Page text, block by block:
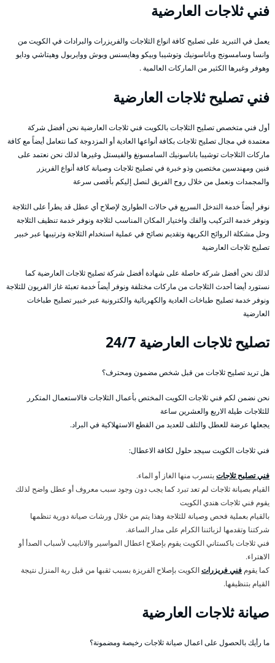
فني ثلاجات العارضية
يعمل في التبريد على تصليح كافة انواع الثلاجات والفريزرات والبرادات في الكويت من
وانسا وسامسونج وباناسونيك وتوشيبا وبيكو وهايسنس وبوش ووايربول وهيتاشي ودايو
وهوفر وغيرها الكثير من الماركات العالمية .
فني تصليح ثلاجات العارضية
أول فني متخصص تصليح الثلاجات بالكويت فني ثلاجات العارضية نحن أفضل شركة
معتمدة في مجال تصليح ثلاجات بكافة أنواعها العادية أو المزدوجة كما نتعامل أيضاً مع كافة
ماركات الثلاجات توشيبا باناسونيك السامسونغ والفيستل وغيرها لذلك نحن نعتمد على
فنين ومهندسين مختصين وذو خبرة في تصليح ثلاجات وصيانة كافة أنواع الفريزر
والمجمدات ونعمل من خلال روح الفريق لنصل إليكم بأقصى سرعة
نوفر أيضاً خدمة التدخل السريع في حالات الطوارئ لإصلاح أي عطل قد يطرأ على الثلاجة
ونوفر خدمة التركيب والفك واختيار المكان المناسب لثلاجة ونوفر خدمة تنظيف الثلاجة
وحل مشكلة الروائح الكريهة وتقديم نصائح في عملية استخدام الثلاجة وترتيبها عبر خبير
تصليح ثلاجات العارضية
لذلك نحن أفضل شركة حاصلة على شهادة أفضل شركة تصليح ثلاجات العارضية كما
نستورد أيضا أحدث الثلاجات من ماركات مختلفة ونوفر أيضاً خدمة تعبئة غاز الفريون للثلاجة
ونوفر خدمة تصليح طباخات العادية والكهربائية والكترونية عبر خبير تصليح طباخات
العارضية
تصليح ثلاجات العارضية 24/7
هل تريد تصليح ثلاجات من قبل شخص مضمون ومحترف؟
نحن نضمن لكم فني ثلاجات الكويت المختص بأعمال الثلاجات فالاستعمال المتكرر
للثلاجات طيلة الاربع والعشرين ساعة
يجعلها عرضة للعطل والتلف للعديد من القطع الاستهلاكية في البراد.
فني ثلاجات الكويت سيجد حلول لكافة الاعطال:
فني تصليح ثلاجاتيتسرب منها الغاز أو الماء.
القيام بصيانة ثلاجات لم تعد تبرد كما يجب دون وجود سبب معروف أو عطل واضح لذلك
يقوم فني ثلاجات هندي الكويت
بالقيام بعملية فحص وصيانة للثلاجة وهذا يتم من خلال ورشات صيانة دورية تنظمها
شركتنا وتقدمها لزبائننا الكرام على مدار الساعة.
فني ثلاجات باكستاني الكويت يقوم بإصلاح اعطال المواسير والانابيب لأسباب الصدأ أو
الاهتراء.
كما يقوم فني فريزراتالكويت بإصلاح الفريزة بسبب ثقبها من قبل ربة المنزل نتيجة
القيام بتنظيفها.
صيانة ثلاجات العارضية
ما رأيك بالحصول على اعمال صيانة ثلاجات رخيصة ومضمونة؟